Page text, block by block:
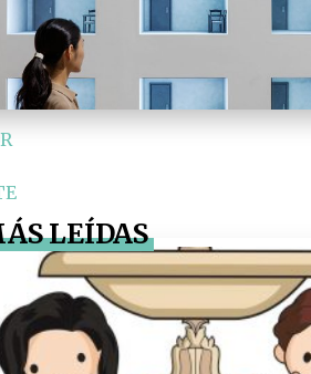
LEÍDAS